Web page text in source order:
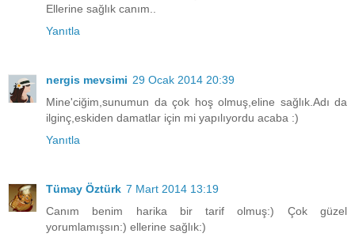
Ellerine sağlık canım..
Yanıtla
nergis mevsimi 29 Ocak 2014 20:39
Mine'ciğim,sunumun da çok hoş olmuş,eline sağlık.Adı da
ilginç,eskiden damatlar için mi yapılıyordu acaba :)
Yanıtla
Tümay Öztürk 7 Mart 2014 13:19
Canım benim harika bir tarif olmuş:) Çok güzel
yorumlamışsın:) ellerine sağlık:)